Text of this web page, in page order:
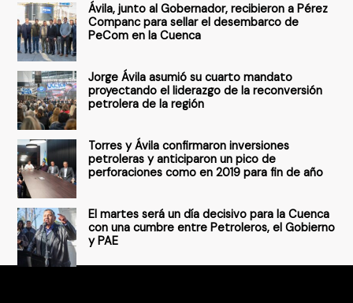
o
r
:
Ávila, junto al Gobernador, recibieron a Pérez
Companc para sellar el desembarco de
PeCom en la Cuenca
Jorge Ávila asumió su cuarto mandato
proyectando el liderazgo de la reconversión
petrolera de la región
Torres y Ávila confirmaron inversiones
petroleras y anticiparon un pico de
perforaciones como en 2019 para fin de año
El martes será un día decisivo para la Cuenca
con una cumbre entre Petroleros, el Gobierno
y PAE